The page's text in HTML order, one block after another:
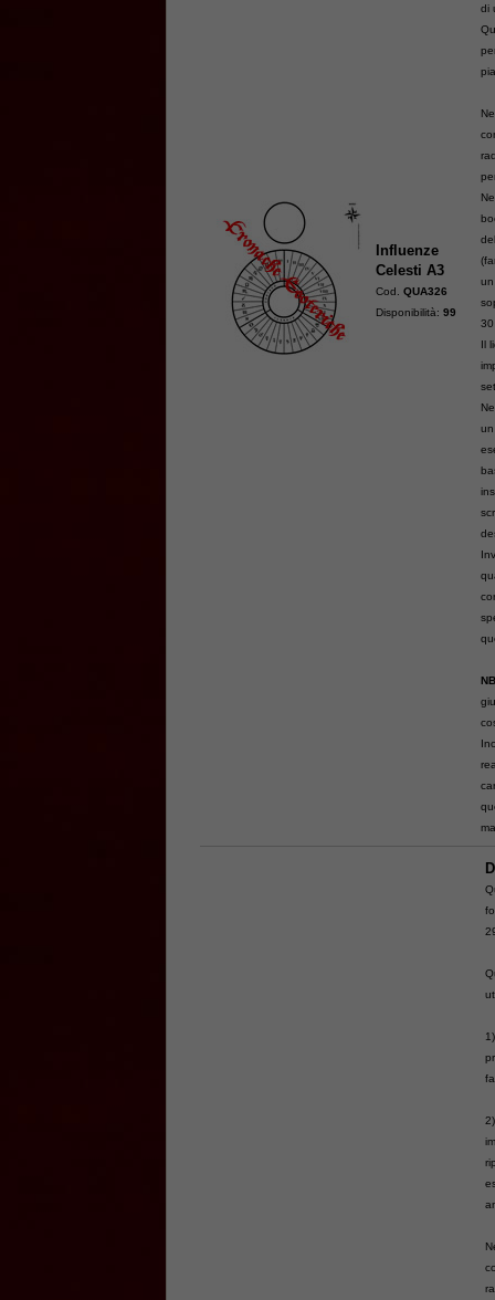
Influenze
Celesti A3
Cod.QUA326
Disponibilità:99
di
Il